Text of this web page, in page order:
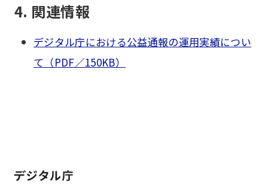
4. 関連情報
デジタル庁における公益通報の運⽤実績につい
て（PDF／150KB）
ホーム